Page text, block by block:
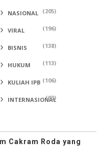
NASIONAL (205)
VIRAL (196)
BISNIS (138)
HUKUM (113)
KULIAH IPB (106)
INTERNASIONAL
(93)
Cakram Roda yang